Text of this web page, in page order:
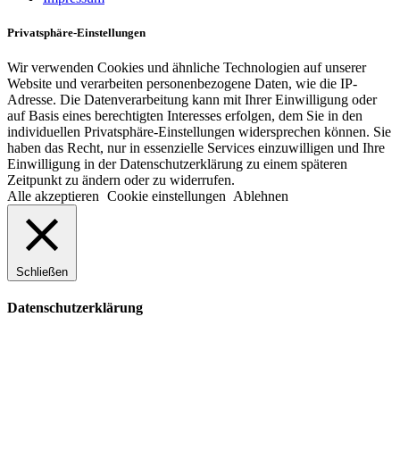
Privatsphäre-Einstellungen
Wir verwenden Cookies und ähnliche Technologien auf unserer
Website und verarbeiten personenbezogene Daten, wie die IP-
Adresse. Die Datenverarbeitung kann mit Ihrer Einwilligung oder
auf Basis eines berechtigten Interesses erfolgen, dem Sie in den
individuellen Privatsphäre-Einstellungen widersprechen können. Sie
haben das Recht, nur in essenzielle Services einzuwilligen und Ihre
Einwilligung in der Datenschutzerklärung zu einem späteren
Zeitpunkt zu ändern oder zu widerrufen.
Alle akzeptieren Cookie einstellungen Ablehnen
Schließen
Datenschutzerklärung